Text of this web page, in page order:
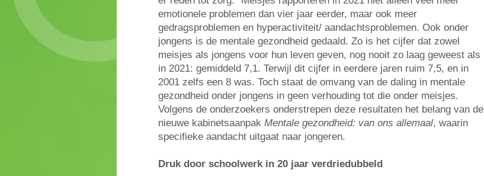
emotionele problemen dan vier jaar eerder, maar ook meer
gedragsproblemen en hyperactiviteit/ aandachtsproblemen. Ook onder
jongens is de mentale gezondheid gedaald. Zo is het cijfer dat zowel
meisjes als jongens voor hun leven geven, nog nooit zo laag geweest als
in 2021: gemiddeld 7,1. Terwijl dit cijfer in eerdere jaren ruim 7,5, en in
2001 zelfs een 8 was. Toch staat de omvang van de daling in mentale
gezondheid onder jongens in geen verhouding tot die onder meisjes.
Volgens de onderzoekers onderstrepen deze resultaten het belang van de
nieuwe kabinetsaanpak Mentale gezondheid: van ons allemaal, waarin
specifieke aandacht uitgaat naar jongeren.
Druk door schoolwerk in 20 jaar verdriedubbeld